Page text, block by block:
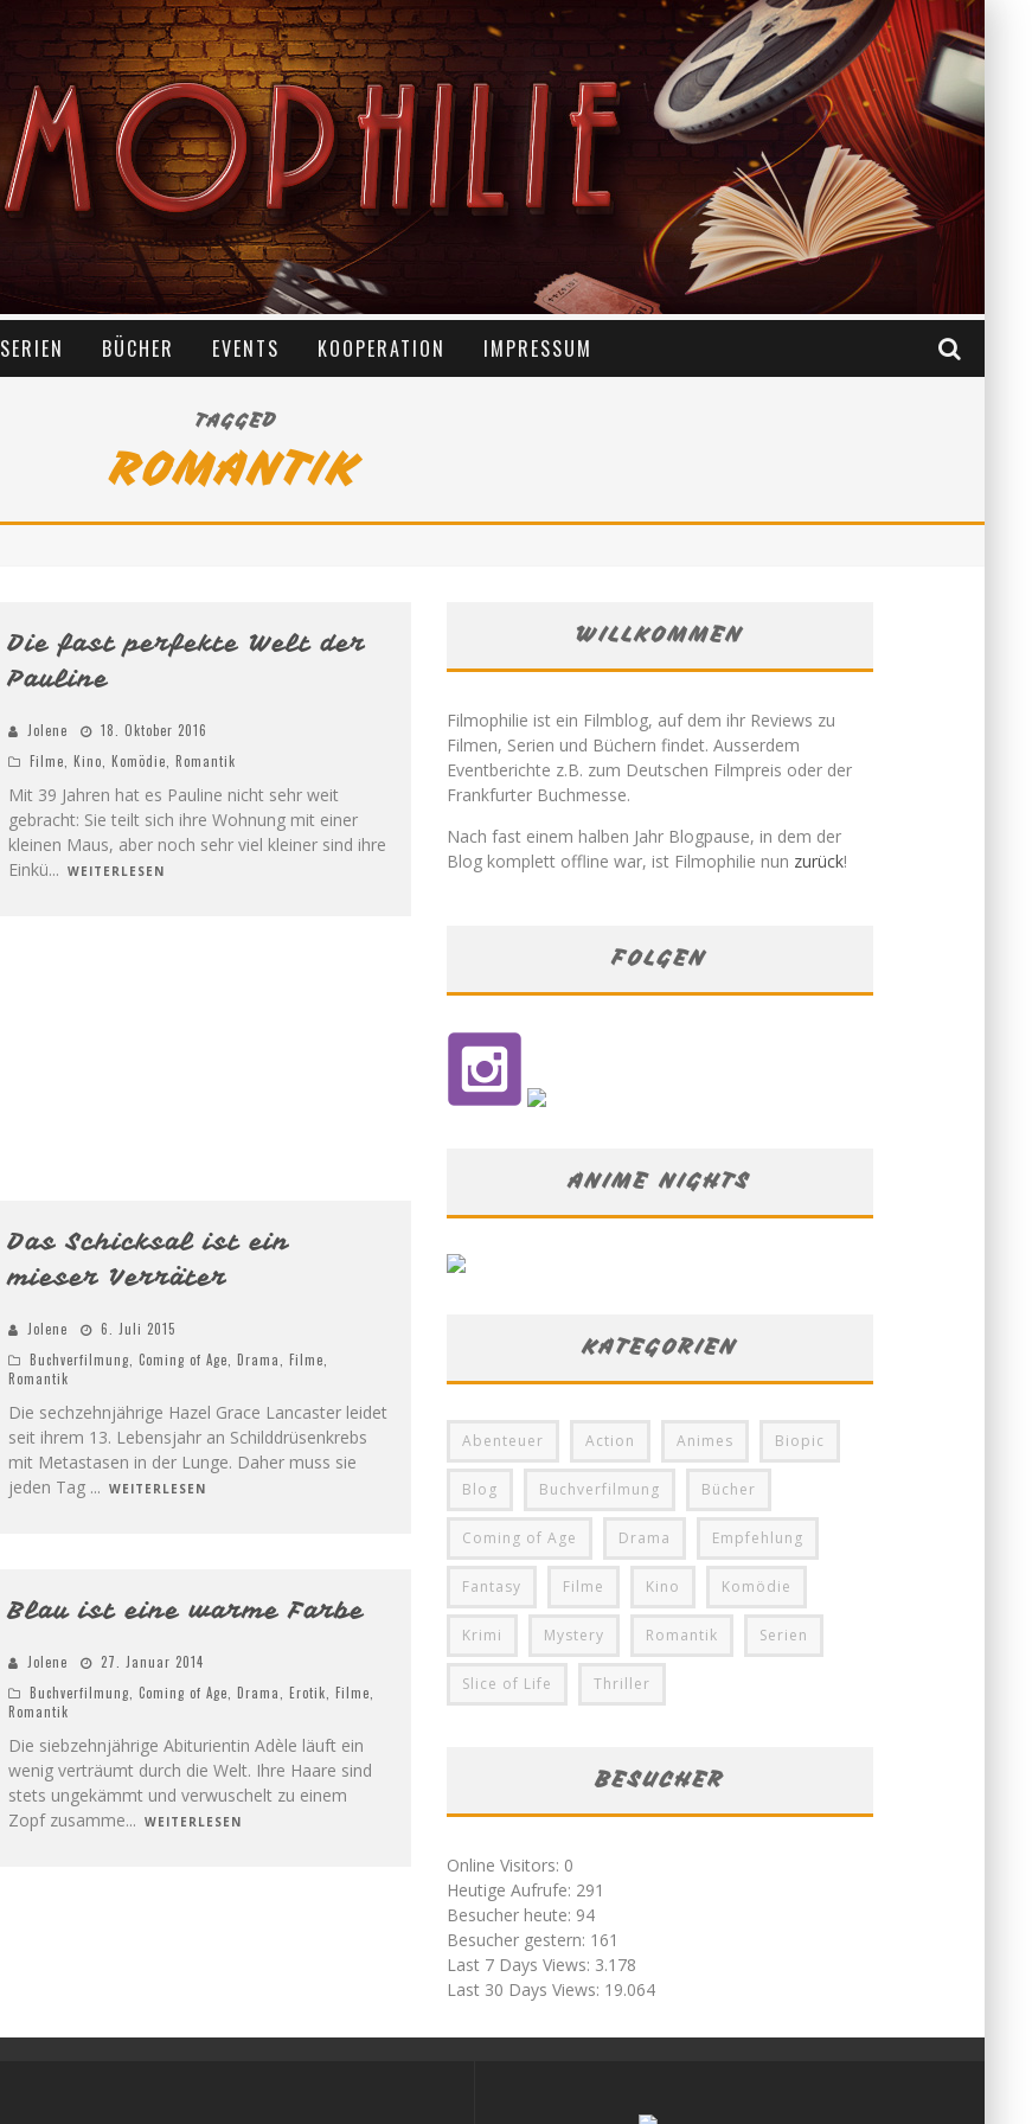
SERIEN BÜCHER EVENTS KOOPERATION IMPRESSUM
TAGGED
ROMANTIK
Die fast perfekte Welt der
Pauline
Jolene
18. Oktober 2016
Filme Kino Komödie Romantik
Mit 39 Jahren hat es Pauline nicht sehr weit
gebracht: Sie teilt sich ihre Wohnung mit einer
kleinen Maus, aber noch sehr viel kleiner sind ihre
Einkü... WEITERLESEN
Das Schicksal ist ein
mieser Verräter
Jolene
6. Juli 2015
Buchverfilmung Coming of Age Drama Filme
Romantik
Die sechzehnjährige Hazel Grace Lancaster leidet
seit ihrem 13. Lebensjahr an Schilddrüsenkrebs
mit Metastasen in der Lunge. Daher muss sie
jeden Tag ... WEITERLESEN
Blau ist eine warme Farbe
Jolene
27. Januar 2014
Buchverfilmung Coming of Age Drama Erotik Filme
Romantik
Die siebzehnjährige Abiturientin Adèle läuft ein
wenig verträumt durch die Welt. Ihre Haare sind
stets ungekämmt und verwuschelt zu einem
Zopf zusamme... WEITERLESEN
WILLKOMMEN
Filmophilie ist ein Filmblog, auf dem ihr Reviews zu
Filmen, Serien und Büchern findet. Ausserdem
Eventberichte z.B. zum Deutschen Filmpreis oder der
Frankfurter Buchmesse.
Nach fast einem halben Jahr Blogpause, in dem der
Blog komplett offline war, ist Filmophilie nun zurück!
FOLGEN
ANIME NIGHTS
KATEGORIEN
Abenteuer Action Animes Biopic
Blog Buchverfilmung Bücher
Coming of Age Drama Empfehlung
Fantasy Filme Kino Komödie
Krimi Mystery Romantik Serien
Slice of Life Thriller
BESUCHER
Online Visitors: 0
Heutige Aufrufe: 291
Besucher heute: 94
Besucher gestern: 161
Last 7 Days Views: 3.178
Last 30 Days Views: 19.064